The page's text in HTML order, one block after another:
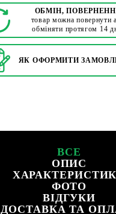
ОБМІН,
товар можна повернути
обміняти протягом 14
ЯК ОФОРМИТИ
ВСЕ
ОПИС
ФОТО
ВІДГУКИ
ДОСТАВКА ТА